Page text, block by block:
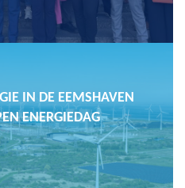
IN DE EEMSHAVEN
ENERGIEDAG